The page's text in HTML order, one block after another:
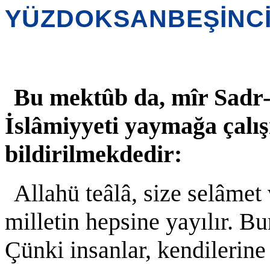
Bu mektûb da, mîr Sadr-
İslâmiyyeti yaymağa
bildirilmekdedir:
Allahü teâlâ, size
milletin hepsine yayılır.
Çünki insanlar,